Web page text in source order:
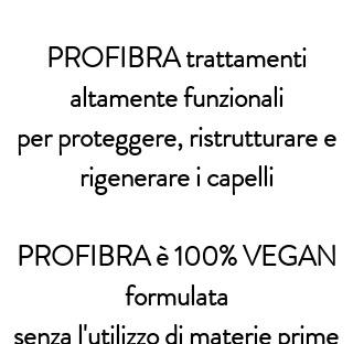
PROFIBRA trattamenti
altamente funzionali
per proteggere, ristrutturare e
rigenerare i capelli
PROFIBRA è 100% VEGAN
formulata